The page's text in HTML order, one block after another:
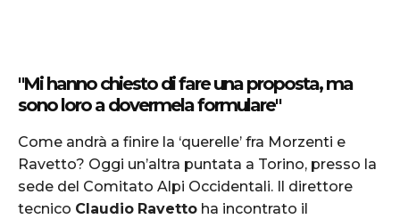
"Mi hanno chiesto di fare una proposta, ma
sono loro a dovermela formulare"
Come andrà a finire la ‘querelle’ fra Morzenti e
Ravetto? Oggi un’altra puntata a Torino, presso la
sede del Comitato Alpi Occidentali. Il direttore
tecnico Claudio Ravetto ha incontrato il